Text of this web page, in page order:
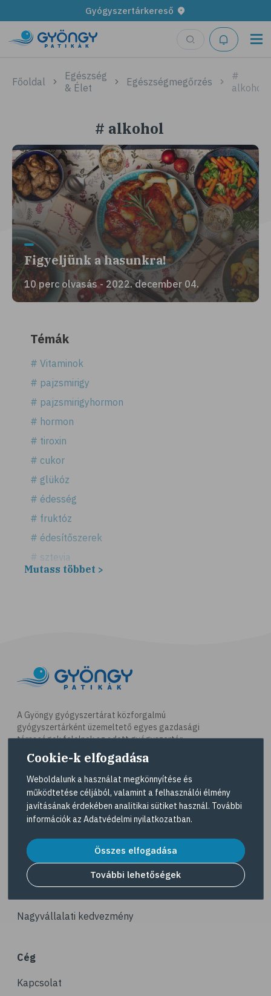
Gyógyszertárkereső
Főoldal
Egészség
& Élet
Egészségmegőrzés
#
alkohol
# alkohol
Figyeljünk a hasunkra!
10 perc olvasás - 2022. december 04.
Témák
# Vitaminok
# pajzsmirigy
# pajzsmirigyhormon
# hormon
# tiroxin
# cukor
# glükóz
# édesség
# fruktóz
# édesítőszerek
# sztevia
# fogadalom
# célkitűzés
# étkezési napló
# hal
# egészséges táplálkozás
# omega-3
# A-vitamin
# ásványi anyagok
# derékfájás
# tél
# hipertónia
# vérnyomásmérés
# kardiológia
Mutass többet >
A Gyöngy gyógyszertárat közforgalmú
gyógyszertárként üzemeltető egyes gazdasági
társaságok felelnek az adott gyógyszertár
működésért. A Gyöngy gyógyszertárak listáját és
elérhetőségeit a Gyógyszertár kereső
tekintheti meg.
Navigáció
Dermokozmetikumok
Gyöngy Patika Magazin
Nagyvállalati kedvezmény
Cég
Kapcsolat
Cookie-k elfogadása
Weboldalunk a használat megkönnyítése és
működtetése céljából, valamint a felhasználói élmény
javításának érdekében analitikai sütiket használ. További
információk az Adatvédelmi nyilatkozatban.
Összes elfogadása
További lehetőségek